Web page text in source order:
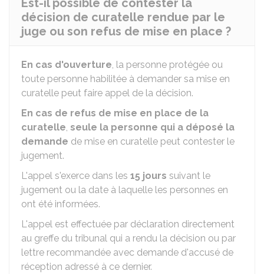
Est-il possible de contester la
décision de curatelle rendue par le
juge ou son refus de mise en place ?
En cas d'ouverture, la personne protégée ou
toute personne habilitée à demander sa mise en
curatelle peut faire appel de la décision.
En cas de refus de mise en place de la
curatelle, seule la personne qui a déposé la
demande de mise en curatelle peut contester le
jugement.
L'appel s'exerce dans les 15 jours suivant le
jugement ou la date à laquelle les personnes en
ont été informées.
L'appel est effectuée par déclaration directement
au greffe du tribunal qui a rendu la décision ou par
lettre recommandée avec demande d'accusé de
réception adressé à ce dernier.